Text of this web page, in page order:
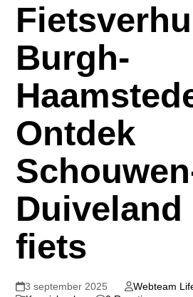
Burgh-
Ontdek
Duiveland
fiets
3 september 2025
Webteam